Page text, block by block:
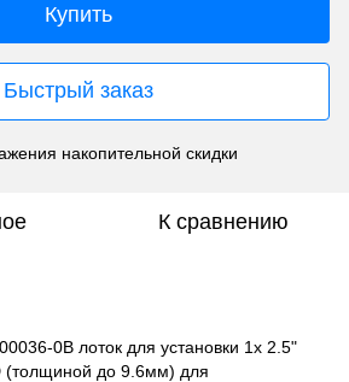
Купить
Быстрый заказ
накопительной скидки
К сравнению
0B лоток для установки 1x 2.5"
(толщиной до 9.6мм) для